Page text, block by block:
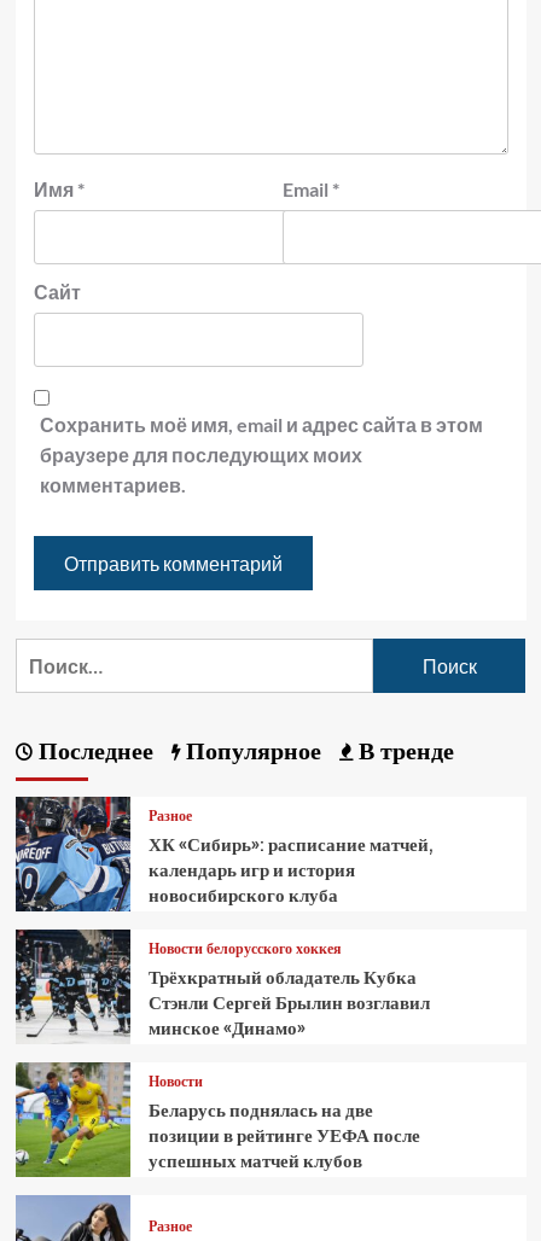
Имя * Email *
Сайт
Сохранить моё имя, email и адрес сайта в этом
браузере для последующих моих
комментариев.
Последнее Популярное В тренде
Разное
ХК «Сибирь»: расписание матчей,
календарь игр и история
новосибирского клуба
Новости белорусского хоккея
Трёхкратный обладатель Кубка
Стэнли Сергей Брылин возглавил
минское «Динамо»
Новости
Беларусь поднялась на две
позиции в рейтинге УЕФА после
успешных матчей клубов
Разное